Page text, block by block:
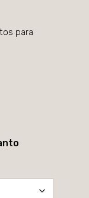
para